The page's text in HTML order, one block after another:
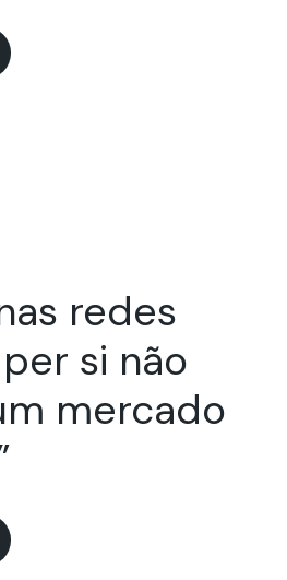
redes
si não
mercado